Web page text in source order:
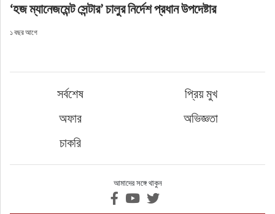
‘হজ ম্যানেজমেন্ট সেন্টার’ চালুর নির্দেশ প্রধান উপদেষ্টার
১ বছর আগে
সর্বশেষ
প্রিয় মুখ
অফার
অভিজ্ঞতা
চাকরি
আমাদের সঙ্গে থাকুন